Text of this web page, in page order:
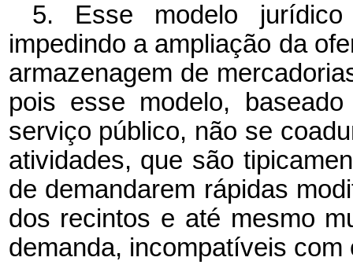
5. Esse modelo
impedindo a ampliação da
armazenagem de
pois esse modelo,
serviço público, não se
atividades, que são
de demandarem rápidas
dos recintos e até mesmo
demanda, incompatíveis